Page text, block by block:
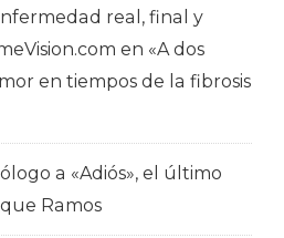
real, final y
en «A dos
en tiempos de la fibrosis
a «Adiós», el último
Ramos